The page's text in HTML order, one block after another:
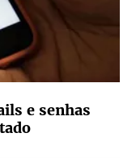
e senhas